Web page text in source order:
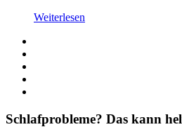
Weiterlesen
Schlafprobleme? Das kann